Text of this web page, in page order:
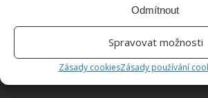
Odmítnout
Spravovat možnosti
Zásady cookiesZásady používání